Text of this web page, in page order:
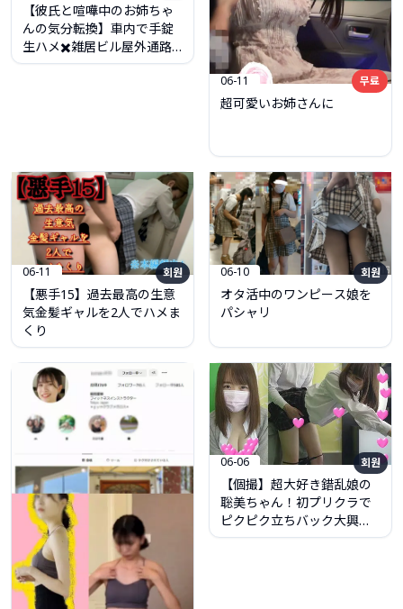
【彼氏と喧嘩中のお姉ちゃ
んの気分転換】車内で手錠
生ハメ✖️雑居ビル屋外通路
でイラマ〜自ら求める姉〜
超可愛いお姉さんに
무료
06-11
【悪手15】過去最高の生意
気金髪ギャルを2人でハメま
くり
회원
06-11
オタ活中のワンピース娘を
パシャリ
회원
06-10
【個撮】超大好き錯乱娘の
聡美ちゃん！初プリクラで
ピクピク立ちバック大興奮
中出し精子塞いでお持ち帰
회원
06-06